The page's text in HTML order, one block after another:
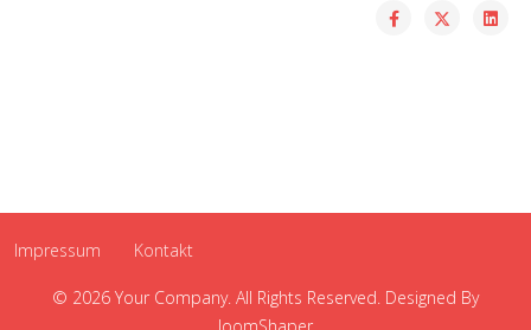
Impressum Kontakt
© 2026 Your Company. All Rights Reserved. Designed By